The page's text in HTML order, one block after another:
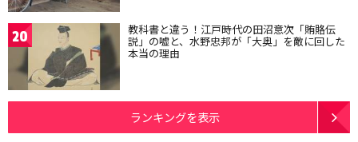
20 教科書と違う！江戸時代の田沼意次「賄賂伝
説」の嘘と、水野忠邦が「大奥」を敵に回した
本当の理由
ランキングを表示